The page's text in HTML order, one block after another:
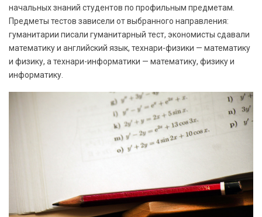
начальных знаний студентов по профильным предметам.
Предметы тестов зависели от выбранного направления:
гуманитарии писали гуманитарный тест, экономисты сдавали
математику и английский язык, технари-физики — математику
и физику, а технари-информатики — математику, физику и
информатику.